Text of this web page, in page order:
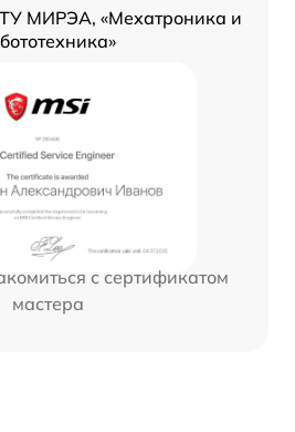
МИРЭА, «Мехатроника и
с сертификатом
мастера